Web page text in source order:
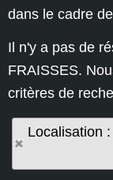
dans le cadre
Il n'y a pas de
FRAISSES.
critères de
Localisation